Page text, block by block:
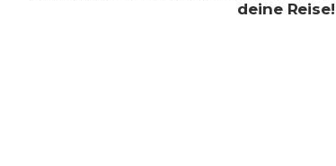
deine Reise!